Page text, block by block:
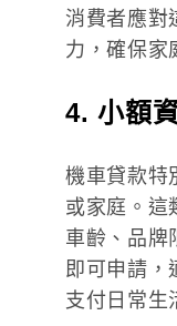
消費者應對
力，確保家
4. 小額
機車貸款特
或家庭。這
車齡、品牌
即可申請，
支付日常生